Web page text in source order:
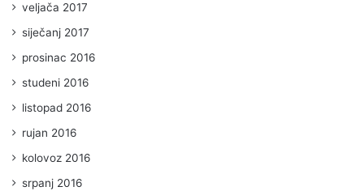
veljača 2017
siječanj 2017
prosinac 2016
studeni 2016
listopad 2016
rujan 2016
kolovoz 2016
srpanj 2016